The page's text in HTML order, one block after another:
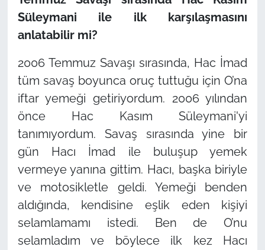
Süleymani ile ilk karşılaşmasını
anlatabilir mi?
2006 Temmuz Savaşı sırasında, Hac İmad
tüm savaş boyunca oruç tuttuğu için O’na
iftar yemeği getiriyordum. 2006 yılından
önce Hac Kasım Süleymani'yi
tanımıyordum. Savaş sırasında yine bir
gün Hacı İmad ile buluşup yemek
vermeye yanına gittim. Hacı, başka biriyle
ve motosikletle geldi. Yemeği benden
aldığında, kendisine eşlik eden kişiyi
selamlamamı istedi. Ben de O’nu
selamladım ve böylece ilk kez Hacı